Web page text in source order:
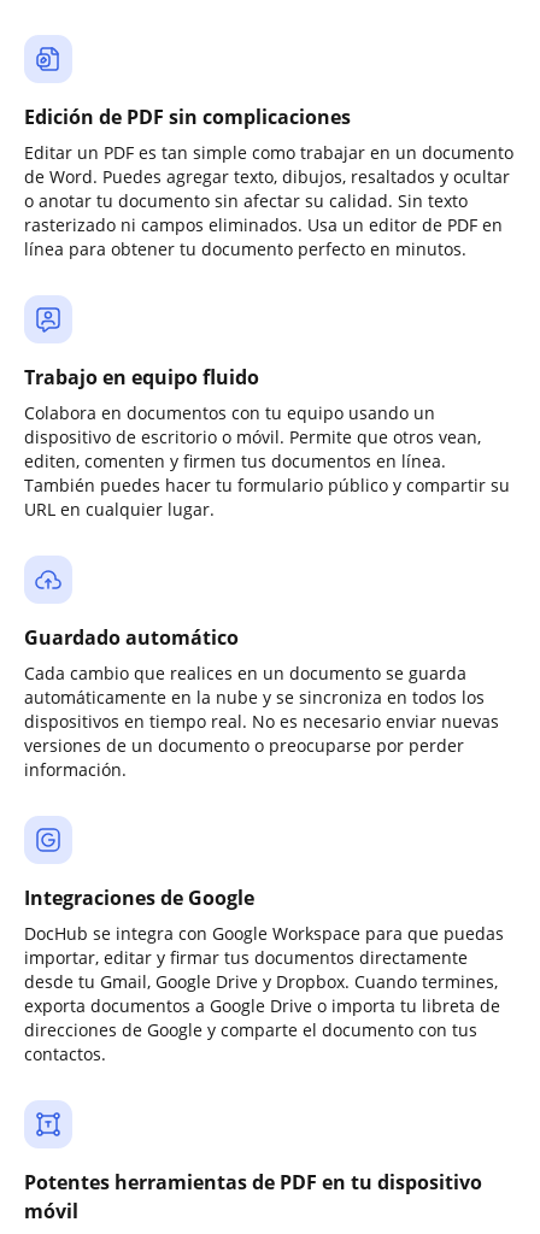
Edición de PDF sin complicaciones
Editar un PDF es tan simple como trabajar en un documento
de Word. Puedes agregar texto, dibujos, resaltados y ocultar
o anotar tu documento sin afectar su calidad. Sin texto
rasterizado ni campos eliminados. Usa un editor de PDF en
línea para obtener tu documento perfecto en minutos.
Trabajo en equipo fluido
Colabora en documentos con tu equipo usando un
dispositivo de escritorio o móvil. Permite que otros vean,
editen, comenten y firmen tus documentos en línea.
También puedes hacer tu formulario público y compartir su
URL en cualquier lugar.
Guardado automático
Cada cambio que realices en un documento se guarda
automáticamente en la nube y se sincroniza en todos los
dispositivos en tiempo real. No es necesario enviar nuevas
versiones de un documento o preocuparse por perder
información.
Integraciones de Google
DocHub se integra con Google Workspace para que puedas
importar, editar y firmar tus documentos directamente
desde tu Gmail, Google Drive y Dropbox. Cuando termines,
exporta documentos a Google Drive o importa tu libreta de
direcciones de Google y comparte el documento con tus
contactos.
Potentes herramientas de PDF en tu dispositivo
móvil